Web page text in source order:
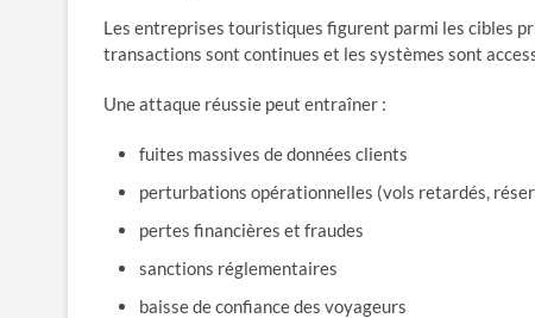
Les entreprises touristiques figurent parmi les cibles
transactions sont continues et les systèmes sont
Une attaque réussie peut entraîner :
fuites massives de données clients
perturbations opérationnelles (vols retardés,
pertes financières et fraudes
sanctions réglementaires
baisse de confiance des voyageurs